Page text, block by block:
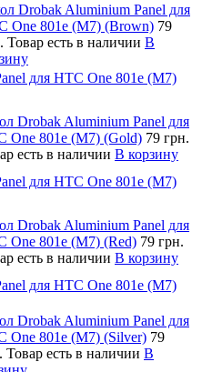
Drobak Aluminium Panel для
One 801e (M7) (Brown) 79
Товар есть в наличии В
для HTC One 801e (M7)
Drobak Aluminium Panel для
One 801e (M7) (Gold) 79 грн.
есть в наличии В корзину
для HTC One 801e (M7)
Drobak Aluminium Panel для
One 801e (M7) (Red) 79 грн.
есть в наличии В корзину
для HTC One 801e (M7)
Drobak Aluminium Panel для
One 801e (M7) (Silver) 79
Товар есть в наличии В